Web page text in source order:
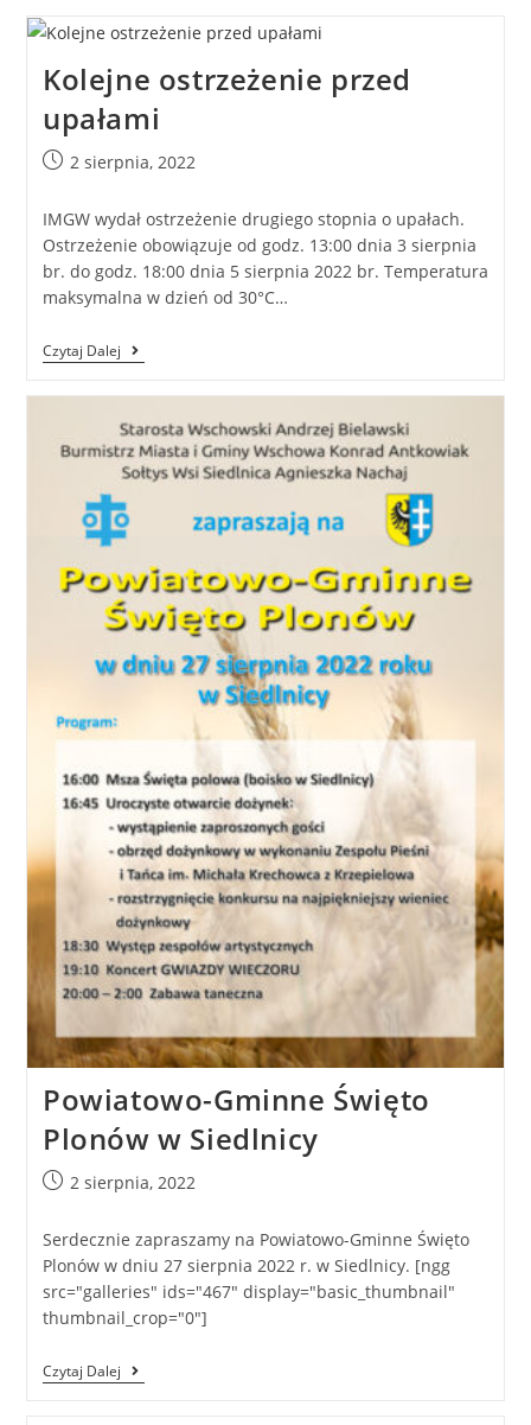
Kolejne ostrzeżenie przed
upałami
2 sierpnia, 2022
IMGW wydał ostrzeżenie drugiego stopnia o upałach.
Ostrzeżenie obowiązuje od godz. 13:00 dnia 3 sierpnia
br. do godz. 18:00 dnia 5 sierpnia 2022 br. Temperatura
maksymalna w dzień od 30°C…
Czytaj Dalej
Powiatowo-Gminne Święto
Plonów w Siedlnicy
2 sierpnia, 2022
Serdecznie zapraszamy na Powiatowo-Gminne Święto
Plonów w dniu 27 sierpnia 2022 r. w Siedlnicy. [ngg
src="galleries" ids="467" display="basic_thumbnail"
thumbnail_crop="0"]
Czytaj Dalej